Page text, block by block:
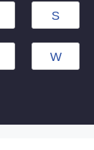
S
W